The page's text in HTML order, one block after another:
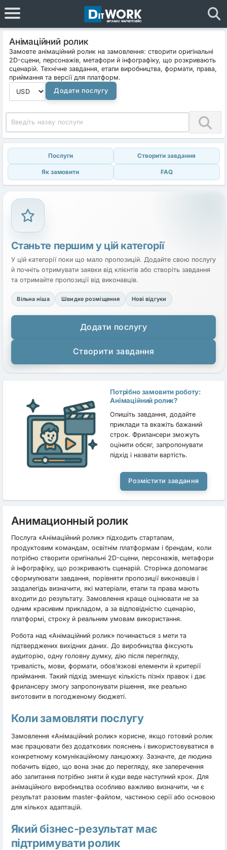
Анімаційний ролик
Замовте анімаційний ролик на замовлення: створити оригінальні
2D-сцени, персонажів, метафори й інфографіку, що розкривають
сценарій. Технічне завдання, етапи виробництва, формати, права,
приймання та версії для платформ.
Додати послугу
Послуги Створити завдання
Як замовити FAQ
Станьте першим у цій категорії
У цій категорії поки що мало пропозицій. Додайте свою послугу
й почніть отримувати заявки від клієнтів або створіть завдання
та отримайте пропозиції від виконавців.
Вільна ніша Швидке розміщення Нові відгуки
Додати послугу
Створити завдання
Потрібно замовити роботу:
Анімаційний ролик?
Опишіть завдання, додайте
приклади та вкажіть бажаний
строк. Фрилансери зможуть
оцінити обсяг, запропонувати
підхід і назвати вартість.
Розмістити завдання
Анимационный ролик
Послуга «Анімаційний ролик» підходить стартапам,
продуктовим командам, освітнім платформам і брендам, коли
потрібно створити оригінальні 2D-сцени, персонажів, метафори
й інфографіку, що розкривають сценарій. Сторінка допомагає
сформулювати завдання, порівняти пропозиції виконавців і
заздалегідь визначити, які матеріали, етапи та права мають
входити до результату. Замовлення краще оцінювати не за
одним красивим прикладом, а за відповідністю сценарію,
платформі, строку й реальним умовам використання.
Робота над «Анімаційний ролик» починається з мети та
підтверджених вихідних даних. До виробництва фіксують
аудиторію, одну головну думку, дію після перегляду,
тривалість, мови, формати, обов’язкові елементи й критерії
приймання. Такий підхід зменшує кількість пізніх правок і дає
фрилансеру змогу запропонувати рішення, яке реально
виготовити в погодженому бюджеті.
Коли замовляти послугу
Замовлення «Анімаційний ролик» корисне, якщо готовий ролик
має працювати без додаткових пояснень і використовуватися в
конкретному комунікаційному ланцюжку. Зазначте, де людина
побачить відео, що вона знає до перегляду, яке заперечення
або запитання потрібно зняти й куди веде наступний крок. Для
анімаційного виробництва особливо важливо визначити, чи є
результат разовим master-файлом, частиною серії або основою
для кількох адаптацій.
Який бізнес-результат має
підтримувати ролик